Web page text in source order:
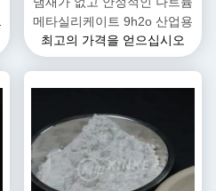
메타실리케이트 9h2o 산업용
최고의 가격을 얻으십시오